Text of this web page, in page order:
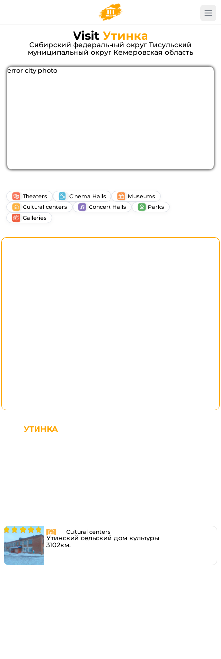
Visit Утинка
Сибирский федеральный округ Тисульский
муниципальный округ Кемеровская область
error city photo
Theaters Cinema Halls
Museums
Cultural centers
Concert Halls
Parks
Galleries
УТИНКА
Cultural centers
Утинский сельский дом культуры
3102км.